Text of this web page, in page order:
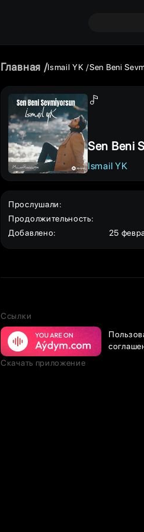
Главная Ismail YK Sen Beni
Sen Beni
Ismail YK
Прослушали:
Продолжительность:
Добавлено: 25
Ссылки
Скачать приложение